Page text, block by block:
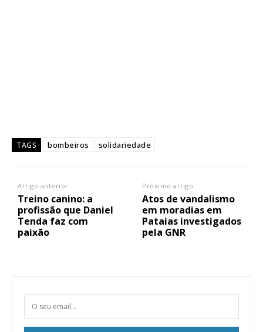
TAGS bombeiros solidariedade
Artigo anterior
Treino canino: a
profissão que Daniel
Tenda faz com
paixão
Próximo artigo
Atos de vandalismo
em moradias em
Pataias investigados
pela GNR